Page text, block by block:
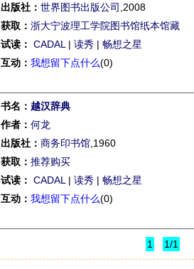
出版社： 世界图书出版公司 ,2008
获取： 浙大宁波理工学院图书馆纸本馆藏
试读： CADAL | 读秀 | 畅想之星
互动： 我想留下点什么(0)
书名： 越汉辞典
作者： 何龙
出版社： 商务印书馆 ,1960
获取： 推荐购买
试读： CADAL | 读秀 | 畅想之星
互动： 我想留下点什么(0)
1 1/1